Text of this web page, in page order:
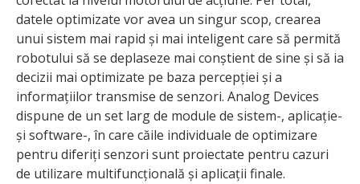
datele optimizate vor avea un singur scop, crearea
unui sistem mai rapid și mai inteligent care să permită
robotului să se deplaseze mai conștient de sine și să ia
decizii mai optimizate pe baza percepției și a
informațiilor transmise de senzori. Analog Devices
dispune de un set larg de module de sistem-, aplicație-
și software-, în care căile individuale de optimizare
pentru diferiți senzori sunt proiectate pentru cazuri
de utilizare multifuncțională și aplicații finale.